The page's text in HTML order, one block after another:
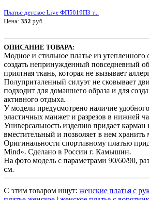
Платье детское Live ФП5019П3 т...
Цена: 352 руб
ОПИСАНИЕ ТОВАРА:
Модное и стильное платье из утепленного
создать непринужденный повседневный
приятная ткань, которая не вызывает
Полуприталенный силуэт не сковывает
подходит для домашнего образа и для
активного отдыха.
У модели предусмотрено наличие
эластичных манжет и разрезов в нижней
Универсальность изделию придает карман
вместительный и позволяет в нем хранить
Оригинальности спортивному платью
Mind». Сделано в России г. Камышин.
На фото модель с параметрами 90/60/90,
см.
С этим товаром ищут: женские платья с